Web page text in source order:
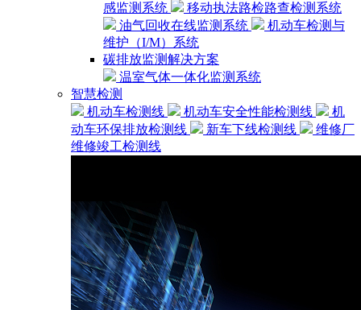
感监测系统
移动执法路检路查检测系统
油气回收在线监测系统
机动车检测与
维护（I/M）系统
碳排放监测解决方案
温室气体一体化监测系统
智慧检测
机动车检测线
机动车安全性能检测线
机
动车环保排放检测线
新车下线检测线
维修厂
维修竣工检测线